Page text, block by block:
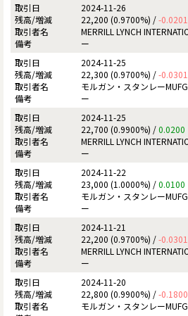
2024-11-26
22,200 (0.9700%) /-0.0201
MERRILL LYNCH
ー
2024-11-25
22,300 (0.9700%) /-0.0301
モルガン・スタンレー
ー
2024-11-25
22,700 (0.9900%) /0.0200
MERRILL LYNCH
ー
2024-11-22
23,000 (1.0000%) /0.0100
モルガン・スタンレー
ー
2024-11-21
22,200 (0.9700%) /-0.0301
MERRILL LYNCH
ー
2024-11-20
22,800 (0.9900%) /-0.1800
モルガン・スタンレー